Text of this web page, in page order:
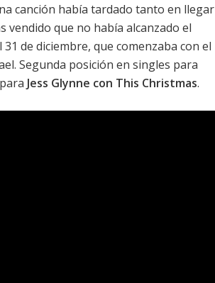
canción había tardado tanto en llegar
vendido que no había alcanzado el
de diciembre, que comenzaba con el
Segunda posición en singles para
Jess Glynne con This Christmas.